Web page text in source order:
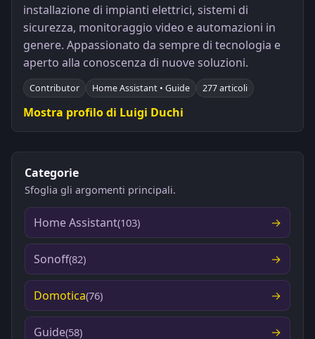
installazione di impianti elettrici, sistemi di
sicurezza, monitoraggio video e automazioni in
genere. Appassionato da sempre di tecnologia e
aperto alla conoscenza di nuove soluzioni.
Contributor Home Assistant • Guide 277 articoli
Mostra profilo di Luigi Duchi
Categorie
Sfoglia gli argomenti principali.
Home Assistant(103)
Sonoff(82)
Domotica(76)
Guide(58)